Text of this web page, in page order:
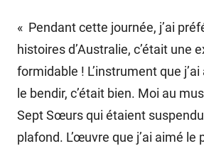
« Pendant cette journée, j’ai
histoires d’Australie, c’était une
formidable ! L’instrument que j’ai
le bendir, c’était bien. Moi au
Sept Sœurs qui étaient
plafond. L’œuvre que j’ai aimé le